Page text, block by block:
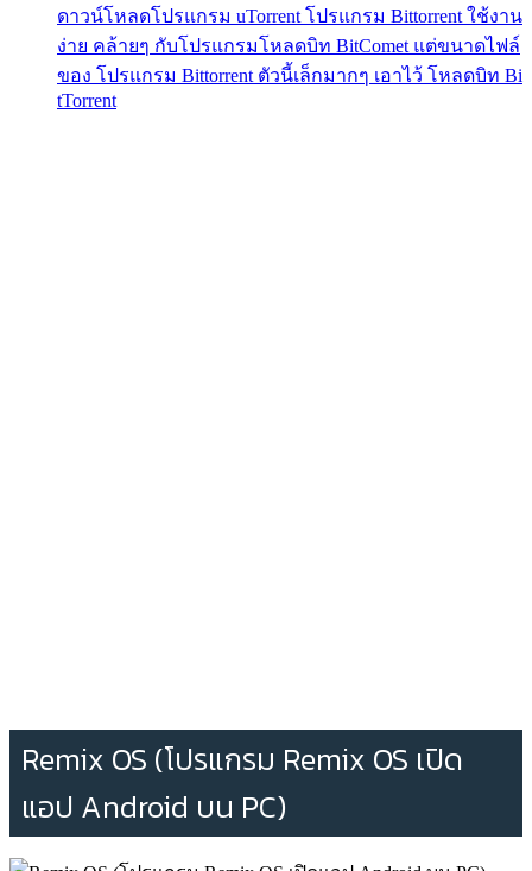
ดาวน์โหลดโปรแกรม uTorrent โปรแกรม Bittorrent ใช้งาน
ง่าย คล้ายๆ กับโปรแกรมโหลดบิท BitComet แต่ขนาดไฟล์
ของ โปรแกรม Bittorrent ตัวนี้เล็กมากๆ เอาไว้ โหลดบิท Bi
tTorrent
Remix OS (โปรแกรม Remix OS เปิด
แอป Android บน PC)